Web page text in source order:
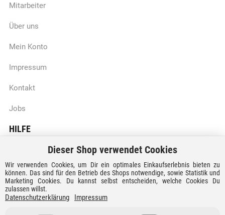
Mitarbeiter
Über uns
Mein Konto
Impressum
Kontakt
Jobs
HILFE
Batteriegesetzhinweise
Vertrag widerrufen
Versandkosten und Lieferzeiten
Zahlungsarten
Dieser Shop verwendet Cookies
Wir verwenden Cookies, um Dir ein optimales Einkaufserlebnis bieten zu
können. Das sind für den Betrieb des Shops notwendige, sowie Statistik und
Marketing Cookies. Du kannst selbst entscheiden, welche Cookies Du
zulassen willst.
Datenschutzerklärung Impressum